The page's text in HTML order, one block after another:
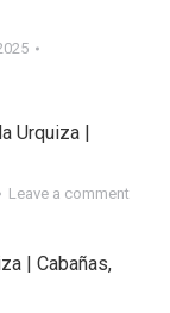
Urquiza |
Leave a comment
| Cabañas,